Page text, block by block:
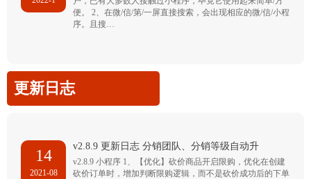
便。 2、在微/信/第/一屏直接搜索，会出现相应的微/信/小程
序。且搜…
更新日志
14
2021-08
v2.8.9 更新日志 分销团队、分销等级自动升
v2.8.9 小程序 1、【优化】砍价商品开启限购，优化在创建
砍价订单时，增加判断限购逻辑，而不是砍价成功后的下单